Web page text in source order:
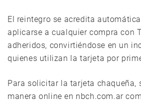
El reintegro se acredita
aplicarse a cualquier compra con
adheridos, convirtiéndose en un
quienes utilizan la tarjeta por
Para solicitar la tarjeta chaqueña,
manera online en nbch.com.ar